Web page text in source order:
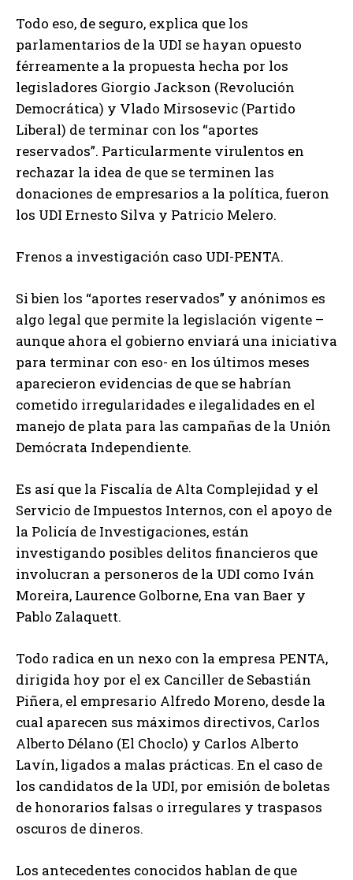
Todo eso, de seguro, explica que los
parlamentarios de la UDI se hayan opuesto
férreamente a la propuesta hecha por los
legisladores Giorgio Jackson (Revolución
Democrática) y Vlado Mirsosevic (Partido
Liberal) de terminar con los “aportes
reservados”. Particularmente virulentos en
rechazar la idea de que se terminen las
donaciones de empresarios a la política, fueron
los UDI Ernesto Silva y Patricio Melero.
Frenos a investigación caso UDI-PENTA.
Si bien los “aportes reservados” y anónimos es
algo legal que permite la legislación vigente –
aunque ahora el gobierno enviará una iniciativa
para terminar con eso- en los últimos meses
aparecieron evidencias de que se habrían
cometido irregularidades e ilegalidades en el
manejo de plata para las campañas de la Unión
Demócrata Independiente.
Es así que la Fiscalía de Alta Complejidad y el
Servicio de Impuestos Internos, con el apoyo de
la Policía de Investigaciones, están
investigando posibles delitos financieros que
involucran a personeros de la UDI como Iván
Moreira, Laurence Golborne, Ena van Baer y
Pablo Zalaquett.
Todo radica en un nexo con la empresa PENTA,
dirigida hoy por el ex Canciller de Sebastián
Piñera, el empresario Alfredo Moreno, desde la
cual aparecen sus máximos directivos, Carlos
Alberto Délano (El Choclo) y Carlos Alberto
Lavín, ligados a malas prácticas. En el caso de
los candidatos de la UDI, por emisión de boletas
de honorarios falsas o irregulares y traspasos
oscuros de dineros.
Los antecedentes conocidos hablan de que